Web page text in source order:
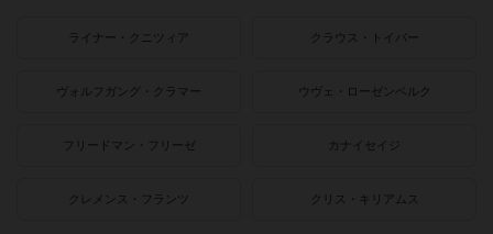
ライナー・クニツィア クラウス・トイバー
ヴォルフガング・クラマー ウヴェ・ローゼンベルク
フリードマン・フリーゼ カナイセイジ
クレメンス・フランツ クリス・キリアムス